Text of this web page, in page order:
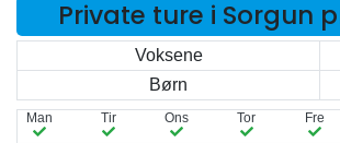
Private ture i Sorgun
Voksene
Børn
Man Tir Ons Tor Fre